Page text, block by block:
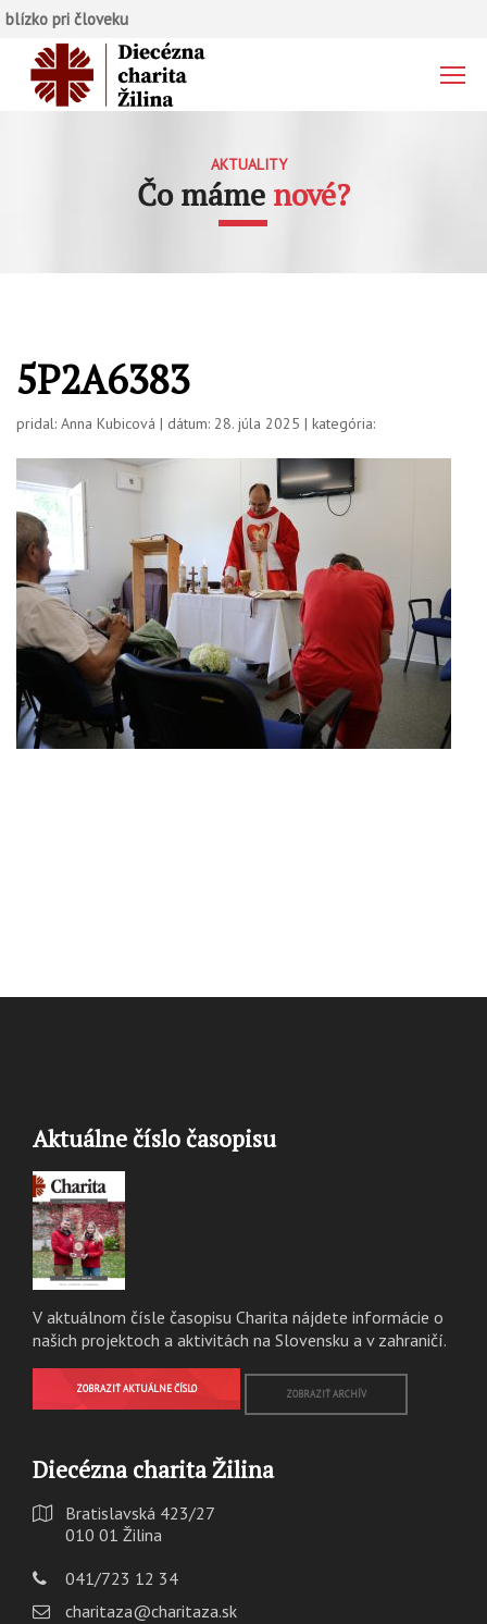
blízko pri človeku
AKTUALITY
Čo máme nové?
5P2A6383
pridal: Anna Kubicová | dátum: 28. júla 2025 | kategória:
Aktuálne číslo časopisu
V aktuálnom čísle časopisu Charita nájdete informácie o
našich projektoch a aktivitách na Slovensku a v zahraničí.
ZOBRAZIŤ AKTUÁLNE ČÍSLO ZOBRAZIŤ ARCHÍV
Diecézna charita Žilina
Bratislavská 423/27
010 01 Žilina
041/723 12 34
charitaza@charitaza.sk